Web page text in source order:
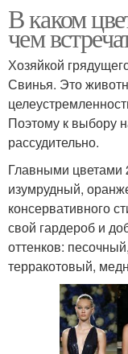
В каком
чем
Хозяйкой
Свинья. Это
Поэтому к выбору
рассудительно.
Главными цветами
изумрудный,
консервативного
свой гардероб и
оттенков:
терракотовый,